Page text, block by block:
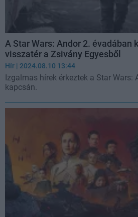
A Star Wars: Andor 2. évadában
visszatér a Zsivány Egyesből
Hír | 2024.08.10 13:44
Izgalmas hírek érkeztek a Star Wars:
kapcsán.